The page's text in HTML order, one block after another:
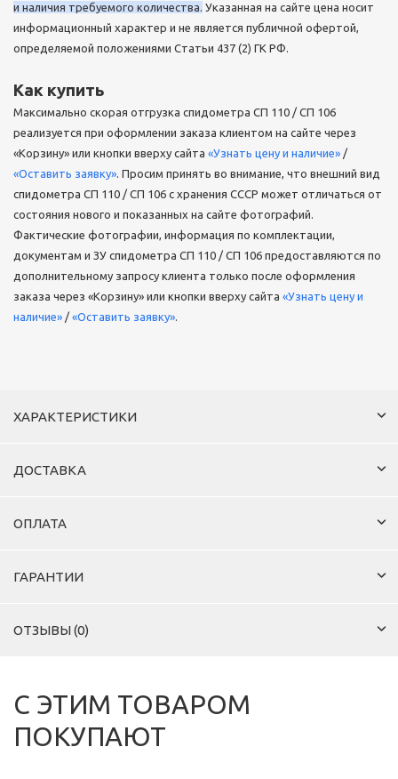
и наличия требуемого количества. Указанная на сайте цена носит
информационный характер и не является публичной офертой,
определяемой положениями Статьи 437 (2) ГК РФ.
Как купить
Максимально скорая отгрузка спидометра СП 110 / СП 106
реализуется при оформлении заказа клиентом на сайте через
«Корзину» или кнопки вверху сайта «Узнать цену и наличие» /
«Оставить заявку». Просим принять во внимание, что внешний вид
спидометра СП 110 / СП 106 с хранения СССР может отличаться от
состояния нового и показанных на сайте фотографий.
Фактические фотографии, информация по комплектации,
документам и ЗУ спидометра СП 110 / СП 106 предоставляются по
дополнительному запросу клиента только после оформления
заказа через «Корзину» или кнопки вверху сайта «Узнать цену и
наличие» / «Оставить заявку».
ХАРАКТЕРИСТИКИ
ДОСТАВКА
ОПЛАТА
ГАРАНТИИ
ОТЗЫВЫ (0)
С ЭТИМ ТОВАРОМ
ПОКУПАЮТ